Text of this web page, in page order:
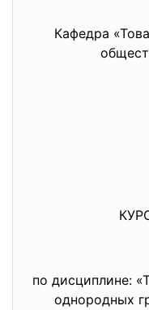
Кафедра
по дисциплине:
однородных